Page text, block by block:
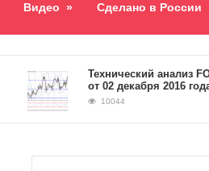
Видео » Сделано в России
​Технический анализ FOREX
от 02 декабря 2016 года
10044